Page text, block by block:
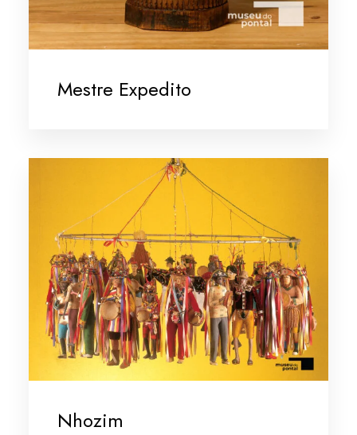
Mestre Expedito
Nhozim